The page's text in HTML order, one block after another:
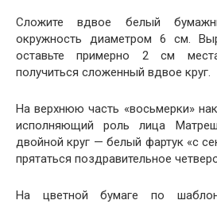
Сложите вдвое белый
окружность диаметром 6 см.
оставьте примерно 2 см
получиться сложенный вдвое круг.
На верхнюю часть «восьмерки»
исполняющий роль лица
двойной круг — белый фартук «с
прятаться поздравительное
На цветной бумаге по